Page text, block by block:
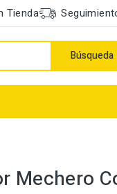
Tienda
Búsqueda
Mechero